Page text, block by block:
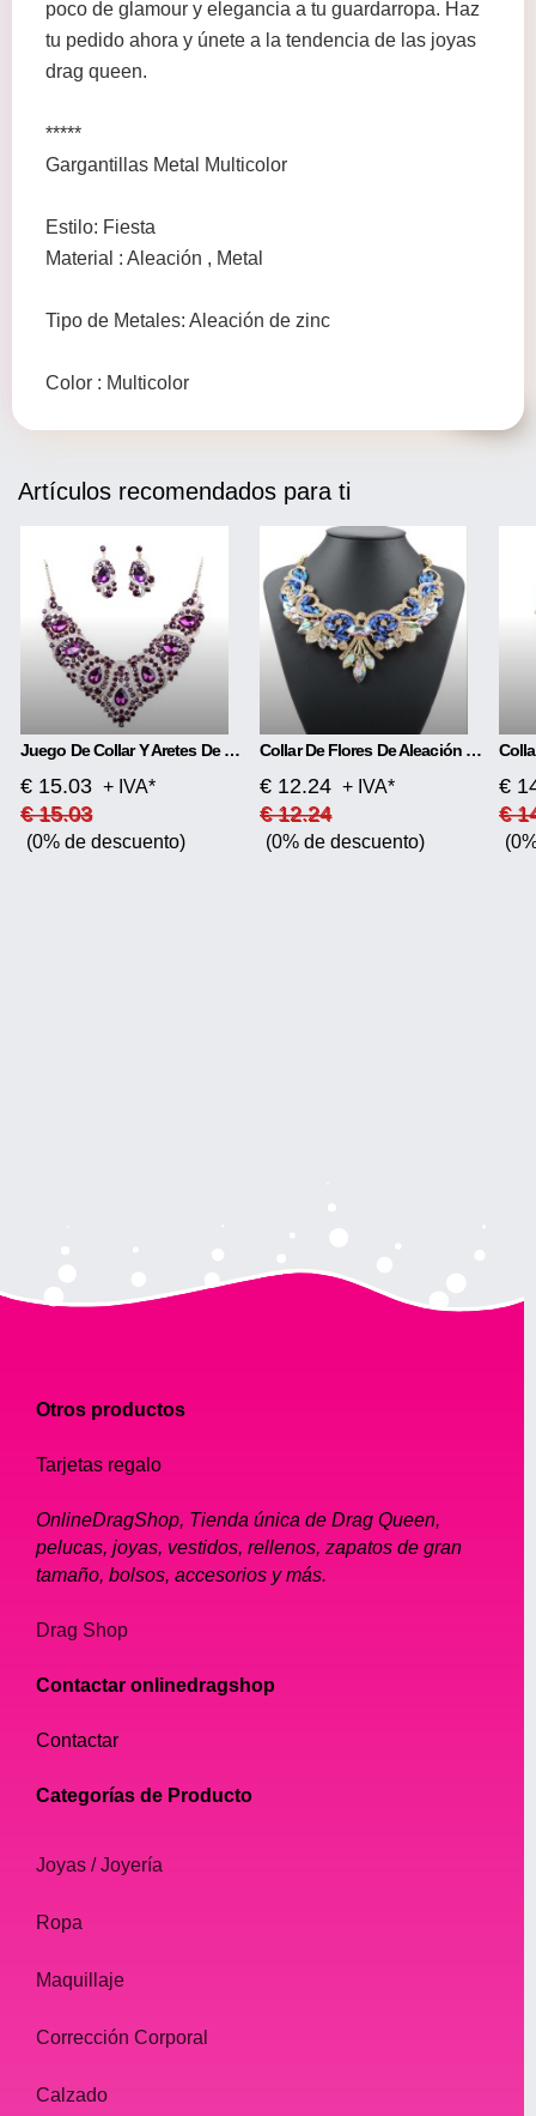
poco de glamour y elegancia a tu guardarropa. Haz
tu pedido ahora y únete a la tendencia de las joyas
drag queen.
*****
Gargantillas Metal Multicolor
Estilo: Fiesta
Material : Aleación , Metal
Tipo de Metales: Aleación de zinc
Color : Multicolor
Artículos recomendados para ti
Juego De Collar Y Aretes De Novia Coloridos
€ 15.03 + IVA*
€ 15.03
(0% de descuento)
Collar De Flores De Aleación De Diamantes
€ 12.24 + IVA*
€ 12.24
(0% de descuento)
€
€
Otros productos
Tarjetas regalo
OnlineDragShop, Tienda única de Drag Queen,
pelucas, joyas, vestidos, rellenos, zapatos de gran
tamaño, bolsos, accesorios y más.
Drag Shop
Contactar onlinedragshop
Contactar
Categorías de Producto
Joyas / Joyería
Ropa
Maquillaje
Corrección Corporal
Calzado